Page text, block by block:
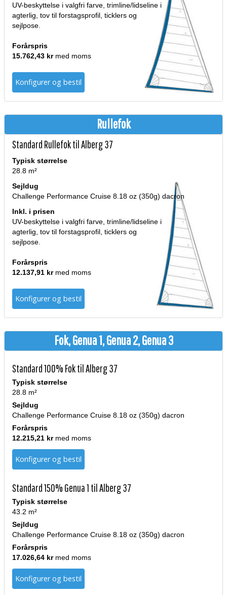
UV-beskyttelse i valgfri farve, trimline/lidseline i
agterlig, tov til forstagsprofil, ticklers og
sejlpose.
Forårspris
15.762,43 krmed moms
Konfigurer og bestil
Rullefok
Standard Rullefok til Alberg 37
Typisk størrelse
28.8 m²
Sejldug
Challenge Performance Cruise 8.18 oz (350g) dacron
Inkl. i prisen
UV-beskyttelse i valgfri farve, trimline/lidseline i
agterlig, tov til forstagsprofil, ticklers og
sejlpose.
Forårspris
12.137,91 krmed moms
Konfigurer og bestil
Fok, Genua 1, Genua 2, Genua 3
Standard 100% Fok til Alberg 37
Typisk størrelse
28.8 m²
Sejldug
Challenge Performance Cruise 8.18 oz (350g) dacron
Forårspris
12.215,21 krmed moms
Konfigurer og bestil
Standard 150% Genua 1 til Alberg 37
Typisk størrelse
43.2 m²
Sejldug
Challenge Performance Cruise 8.18 oz (350g) dacron
Forårspris
17.026,64 krmed moms
Konfigurer og bestil